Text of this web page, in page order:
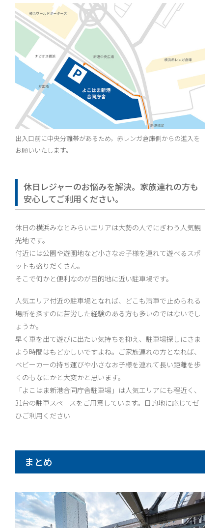
出入口前に中央分離帯があるため，赤レンガ倉庫側からの進入を
お願いいたします。
休日レジャーのお悩みを解決。家族連れの方も
安心してご利用ください。
休日の横浜みなとみらいエリアは大勢の人でにぎわう人気観
光地です。
付近には公園や遊園地など小さなお子様を連れて遊べるスポ
ットも盛りだくさん。
そこで何かと便利なのが目的地に近い駐車場です。
人気エリア付近の駐車場となれば、どこも満車で止められる
場所を探すのに苦労した経験のある方も多いのではないでし
ょうか。
早く車を出て遊びに出たい気持ちを抑え、駐車場探しにさま
よう時間はもどかしいですよね。ご家族連れの方となれば、
ベビーカーの持ち運びや小さなお子様を連れて長い距離を歩
くのもなにかと大変かと思います。
「よこはま新港合同庁舎駐車場」は人気エリアにも程近く、
31台の駐車スペースをご用意しています。目的地に応じてぜ
ひご利用ください
まとめ